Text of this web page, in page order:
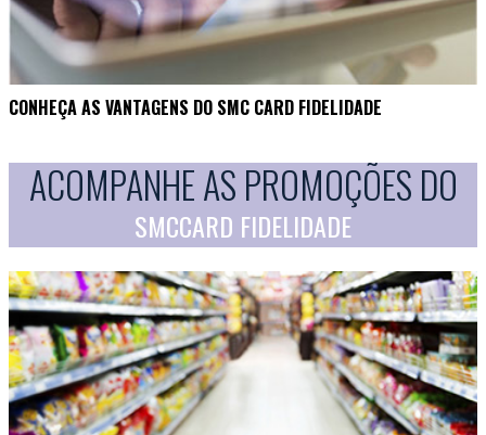
CONHEÇA AS VANTAGENS DO SMC CARD FIDELIDADE
ACOMPANHE AS PROMOÇÕES DO
SMCCARD FIDELIDADE